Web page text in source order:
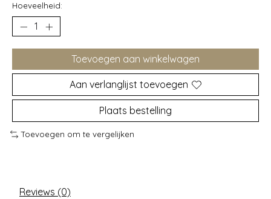
Hoeveelheid:
Toevoegen aan winkelwagen
Aan verlanglijst toevoegen
Plaats bestelling
Toevoegen om te vergelijken
Reviews (0)